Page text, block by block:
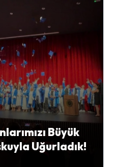
Büyük
Uğurladık!